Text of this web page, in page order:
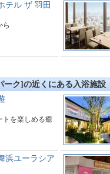
テル ザ 羽田
ら
ーク]の近くにある入浴施設
トを楽しめる癒
浜ユーラシア